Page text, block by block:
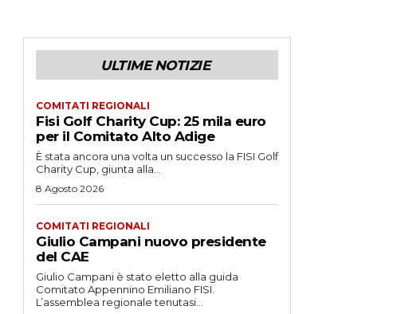
ULTIME NOTIZIE
COMITATI REGIONALI
Fisi Golf Charity Cup: 25 mila euro
per il Comitato Alto Adige
È stata ancora una volta un successo la FISI Golf
Charity Cup, giunta alla...
8 Agosto 2026
COMITATI REGIONALI
Giulio Campani nuovo presidente
del CAE
Giulio Campani è stato eletto alla guida
Comitato Appennino Emiliano FISI.
L’assemblea regionale tenutasi...